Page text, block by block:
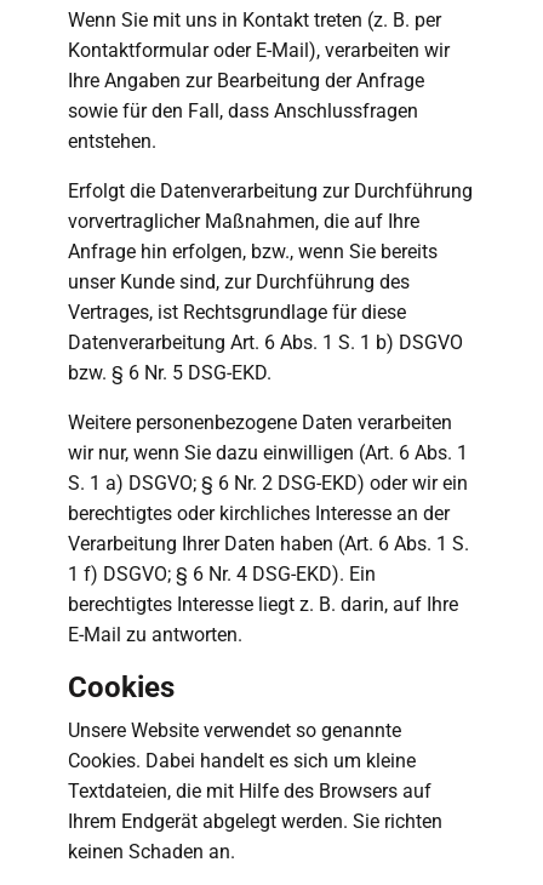
Wenn Sie mit uns in Kontakt treten (z. B. per
Kontaktformular oder E-Mail), verarbeiten wir
Ihre Angaben zur Bearbeitung der Anfrage
sowie für den Fall, dass Anschlussfragen
entstehen.
Erfolgt die Datenverarbeitung zur Durchführung
vorvertraglicher Maßnahmen, die auf Ihre
Anfrage hin erfolgen, bzw., wenn Sie bereits
unser Kunde sind, zur Durchführung des
Vertrages, ist Rechtsgrundlage für diese
Datenverarbeitung Art. 6 Abs. 1 S. 1 b) DSGVO
bzw. § 6 Nr. 5 DSG-EKD.
Weitere personenbezogene Daten verarbeiten
wir nur, wenn Sie dazu einwilligen (Art. 6 Abs. 1
S. 1 a) DSGVO; § 6 Nr. 2 DSG-EKD) oder wir ein
berechtigtes oder kirchliches Interesse an der
Verarbeitung Ihrer Daten haben (Art. 6 Abs. 1 S.
1 f) DSGVO; § 6 Nr. 4 DSG-EKD). Ein
berechtigtes Interesse liegt z. B. darin, auf Ihre
E-Mail zu antworten.
Cookies
Unsere Website verwendet so genannte
Cookies. Dabei handelt es sich um kleine
Textdateien, die mit Hilfe des Browsers auf
Ihrem Endgerät abgelegt werden. Sie richten
keinen Schaden an.